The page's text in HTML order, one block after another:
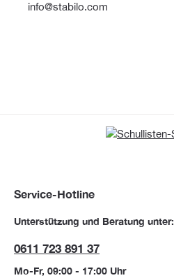
info@stabilo.com
Service-Hotline
Unterstützung und Beratung unter:
0611 723 891 37
Mo-Fr, 09:00 - 17:00 Uhr